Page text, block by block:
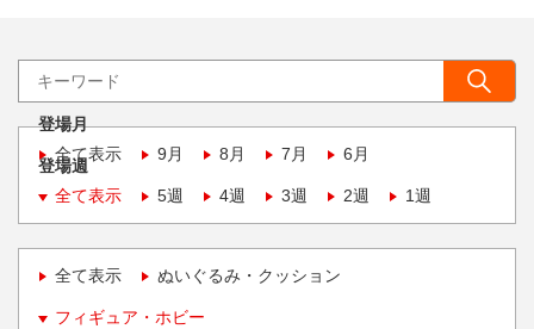
登場月
全て表示
9月 8月 7月 6月
登場週
全て表示
5週 4週 3週 2週 1週
全て表示 ぬいぐるみ・クッション
フィギュア・ホビー